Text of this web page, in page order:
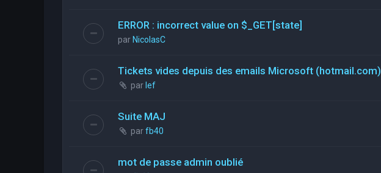
ERROR : incorrect value on $_GET[state]
par NicolasC
Tickets vides depuis des emails Microsoft (hotmail.com)
par lef
Suite MAJ
parfb40
mot de passe admin oublié